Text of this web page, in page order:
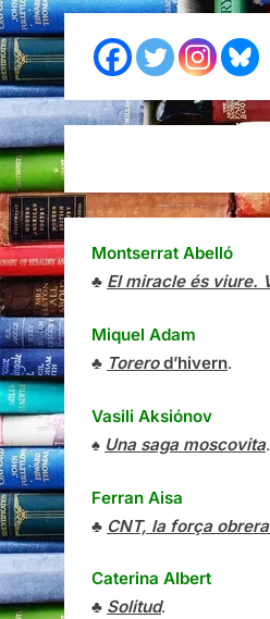
Montserrat Abelló
♣ El miracle és viure.
Miquel Adam
♣ Torerod’hivern.
Vasili Aksiónov
♠ Una saga moscovita.
Ferran Aisa
♣ CNT, la força
Caterina Albert
♣ Solitud.